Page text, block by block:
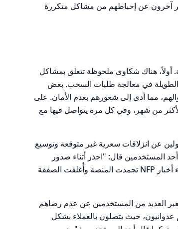
آخرون عن إحباطهم من مشاكل متكررة
هناك شكاوى ملحوظة تتعلق بمشاكل
في معالجة طلبات السحب. بعض
مما أدى إلى شعورهم بعدم الأمان. على
من شهر، وفي كل مرة يتواصل فيها مع
عن انزلاقات سعرية غير متوقعة وتوسيع
المستخدمين قال: "احذر أثناء صدور
الأخبار. كان لدي صفقة مع أمر إيقاف خسارة واضح، لكن أثناء أخبار NFP تجمدت المنصة وأُغلقت الصفقة
العديد من المستخدمين عن عدم رضاهم
حيث يتصلون بالعملاء بشكل